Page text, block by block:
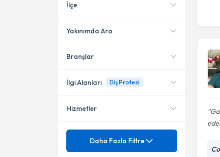
İlçe
Şahinbey
Şehitkamil
Yakınımda Ara
Konumuma yakın uzmanları
Branşlar
Diş Hekimi
Diş Protez Uzmanı
İlgi Alanları Diş Protezi
Diş Protezi
Hizmetler
Mezuniyet
Daha Fazla Filtre